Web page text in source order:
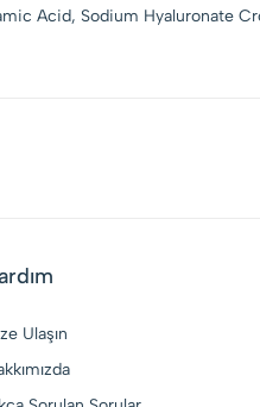
Acid, Sodium Hyaluronate
Ulaşın